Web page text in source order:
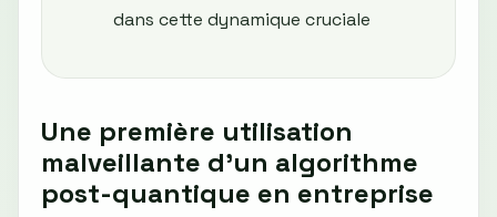
dans cette dynamique cruciale
Une première utilisation
malveillante d'un algorithme
post-quantique en entreprise